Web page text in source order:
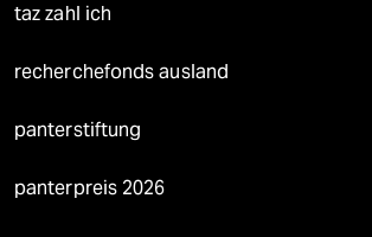
taz zahl ich
recherchefonds ausland
panterstiftung
panterpreis 2026